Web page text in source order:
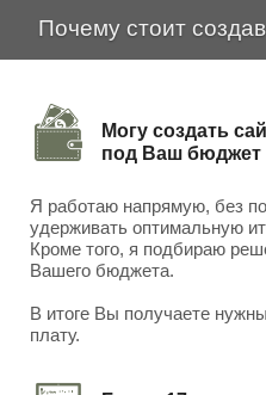
Почему стоит
Могу создать
под Ваш бюджет
Я работаю напрямую, без
удерживать оптимальную
Кроме того, я подбираю
Вашего бюджета.
В итоге Вы получаете
плату.